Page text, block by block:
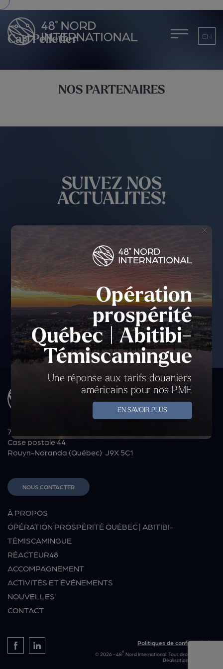
EN
Carl Pelletier
NOS PARTENAIRES
SUIVEZ NOS
ACTUALITÉS!
70, avenue du Lac
Case postale 44
Rouyn-Noranda (Québec) J9X 5C1
NOUS CONTACTER
À PROPOS
OPÉRATION PROSPÉRITÉ QUÉBEC | ABITIBI-
TÉMISCAMINGUE
RÉACTEUR48
ACCOMPAGNEMENT
ACTIVITÉS ET ÉVÉNEMENTS
NOUVELLES
CONTACT
Politiques de confidentialité
© 2026 - 48
e
Nord International. Tous droits réservés.
Réalisation :
Opération
prospérité
Québec | Abitibi-
Témiscamingue
Une réponse aux tarifs douaniers
américains pour nos PME
EN SAVOIR PLUS
×